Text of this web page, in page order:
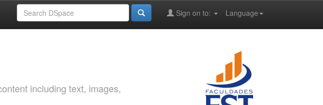
Language
Sign on to:
including text, images,